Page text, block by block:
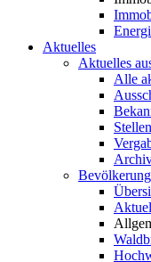
Aktuelles
Aktuelles
Alle